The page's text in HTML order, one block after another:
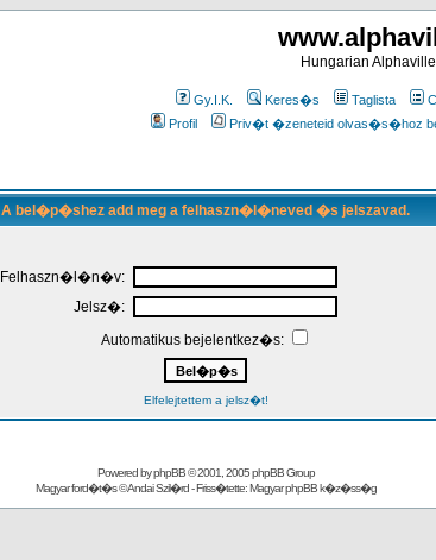
Hungarian
Gy.I.K. Keres�s Taglista
Profil
Priv�t �zeneteid olvas�s�hoz be
A bel�p�shez add meg a felhaszn�l�neved �s jelszavad.
Felhaszn�l�n�v:
Jelsz�:
Automatikus bejelentkez�s:
Elfelejtettem a jelsz�t!
Powered byphpBB© 2001, 2005 phpBB Group
Magyar ford�t�s ©Andai Szil�rd- Friss�tette:Magyar phpBB k�z�ss�g